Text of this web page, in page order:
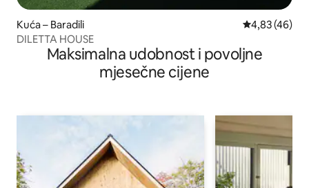
Kuća – Baradili Prosječna
4,83 (46)
DILETTA HOUSE
Maksimalna udobnost i povoljne
mjesečne cijene